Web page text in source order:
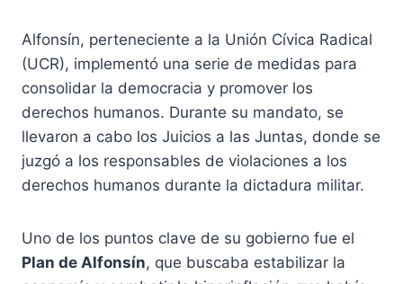
Alfonsín, perteneciente a la Unión Cívica Radical
(UCR), implementó una serie de medidas para
consolidar la democracia y promover los
derechos humanos. Durante su mandato, se
llevaron a cabo los Juicios a las Juntas, donde se
juzgó a los responsables de violaciones a los
derechos humanos durante la dictadura militar.
Uno de los puntos clave de su gobierno fue el
Plan de Alfonsín, que buscaba estabilizar la